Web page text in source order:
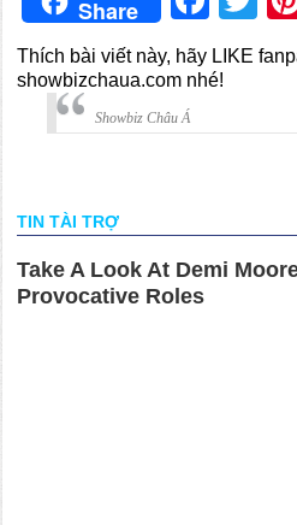
Share
Thích bài viết này, hãy LIKE
showbizchaua.com nhé!
Showbiz Châu Á